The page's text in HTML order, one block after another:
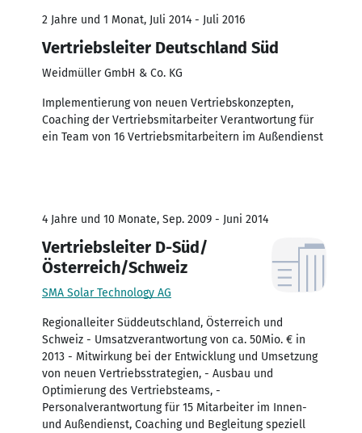
2 Jahre und 1 Monat, Juli 2014 - Juli 2016
Vertriebsleiter Deutschland Süd
Weidmüller GmbH & Co. KG
Implementierung von neuen Vertriebskonzepten,
Coaching der Vertriebsmitarbeiter Verantwortung für
ein Team von 16 Vertriebsmitarbeitern im Außendienst
4 Jahre und 10 Monate, Sep. 2009 - Juni 2014
Vertriebsleiter D-Süd/
Österreich/Schweiz
SMA Solar Technology AG
Regionalleiter Süddeutschland, Österreich und
Schweiz - Umsatzverantwortung von ca. 50Mio. € in
2013 - Mitwirkung bei der Entwicklung und Umsetzung
von neuen Vertriebsstrategien, - Ausbau und
Optimierung des Vertriebsteams, -
Personalverantwortung für 15 Mitarbeiter im Innen-
und Außendienst, Coaching und Begleitung speziell